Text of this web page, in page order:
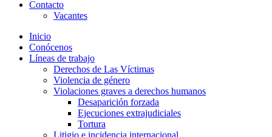
Contacto
Vacantes
Inicio
Conócenos
Líneas de trabajo
Derechos de Las Víctimas
Violencia de género
Violaciones graves a derechos humanos
Desaparición forzada​
Ejecuciones extrajudiciales
Tortura
Litigio e incidencia internacional